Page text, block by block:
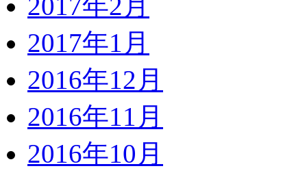
2017年2月
2017年1月
2016年12月
2016年11月
2016年10月